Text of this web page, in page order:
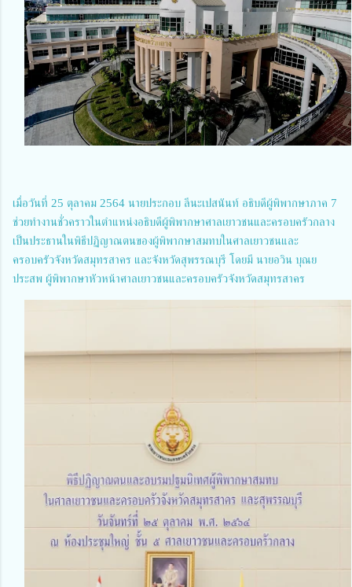
เมื่อวันที่ 25 ตุลาคม 2564 นายประกอบ ลีนะเปสนันท์ อธิบดีผู้พิพากษาภาค 7
ช่วยทำงานชั่วคราวในตำแหน่งอธิบดีผู้พิพากษาศาลเยาวชนและครอบครัวกลาง
เป็นประธานในพิธีปฏิญาณตนของผู้พิพากษาสมทบในศาลเยาวชนและ
ครอบครัวจังหวัดสมุทรสาคร และจังหวัดสุพรรณบุรี โดยมี นายอวิน บุณย
ประสพ ผู้พิพากษาหัวหน้าศาลเยาวชนและครอบครัวจังหวัดสมุทรสาคร